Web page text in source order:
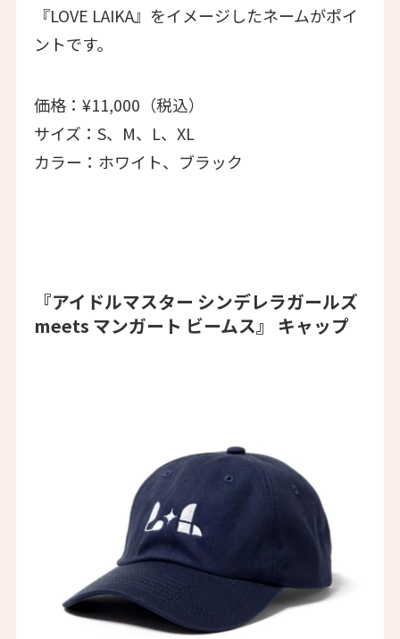
『LOVE LAIKA』をイメージしたネームがポイ
ントです。
価格：¥11,000（税込）
サイズ：S、M、L、XL
カラー：ホワイト、ブラック
『アイドルマスター シンデレラガールズ
meets マンガート ビームス』 キャップ